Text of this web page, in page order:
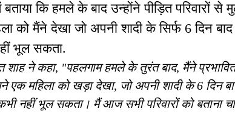
कि हमले के बाद उन्होंने पीड़ित परिवारों से
को मैंने देखा जो अपनी शादी के सिर्फ 6 दिन बाद
भूल सकता.
ने कहा, "पहलगाम हमले के तुरंत बाद, मैंने प्रभावित
महिला को खड़ा देखा, जो अपनी शादी के 6 दिन
नहीं भूल सकता। मैं आज सभी परिवारों को बताना